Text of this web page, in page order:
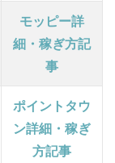
モッピー詳
細・稼ぎ方記
事
ポイントタウ
ン詳細・稼ぎ
方記事